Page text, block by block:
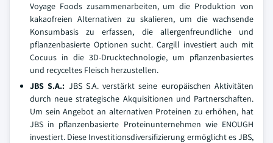
Voyage Foods zusammenarbeiten, um die Produktion von
kakaofreien Alternativen zu skalieren, um die wachsende
Konsumbasis zu erfassen, die allergenfreundliche und
pflanzenbasierte Optionen sucht. Cargill investiert auch mit
Cocuus in die 3D-Drucktechnologie, um pflanzenbasiertes
und recyceltes Fleisch herzustellen.
JBS S.A.: JBS S.A. verstärkt seine europäischen Aktivitäten
durch neue strategische Akquisitionen und Partnerschaften.
Um sein Angebot an alternativen Proteinen zu erhöhen, hat
JBS in pflanzenbasierte Proteinunternehmen wie ENOUGH
investiert. Diese Investitionsdiversifizierung ermöglicht es JBS,